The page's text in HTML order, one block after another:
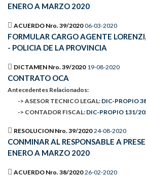
ENERO A MARZO 2020
ACUERDO Nro. 39/2020 06-03-2020
FORMULAR CARGO AGENTE
- POLICIA DE LA PROVINCIA
DICTAMEN Nro. 39/2020 19-08-2020
CONTRATO OCA
Antecedentes Relacionados:
-> ASESOR TECNICO LEGAL: DIC-PROPIO
-> CONTADOR FISCAL: DIC-PROPIO 131/
RESOLUCION Nro. 39/2020 24-08-2020
CONMINAR AL RESPONSABLE A
ENERO A MARZO 2020
ACUERDO Nro. 38/2020 26-02-2020